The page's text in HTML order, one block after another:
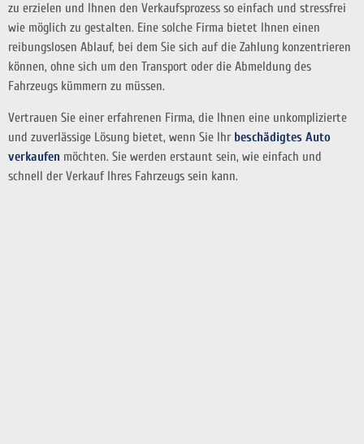
zu erzielen und Ihnen den Verkaufsprozess so einfach und stressfrei
wie möglich zu gestalten. Eine solche Firma bietet Ihnen einen
reibungslosen Ablauf, bei dem Sie sich auf die Zahlung konzentrieren
können, ohne sich um den Transport oder die Abmeldung des
Fahrzeugs kümmern zu müssen.
Vertrauen Sie einer erfahrenen Firma, die Ihnen eine unkomplizierte
und zuverlässige Lösung bietet, wenn Sie Ihr beschädigtes Auto
verkaufen möchten. Sie werden erstaunt sein, wie einfach und
schnell der Verkauf Ihres Fahrzeugs sein kann.